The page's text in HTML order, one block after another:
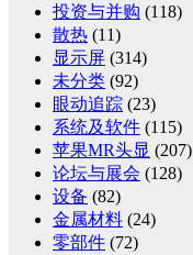
投资与并购 (118)
散热 (11)
显示屏 (314)
未分类 (92)
眼动追踪 (23)
系统及软件 (115)
苹果MR头显 (207)
论坛与展会 (128)
设备 (82)
金属材料 (24)
零部件 (72)